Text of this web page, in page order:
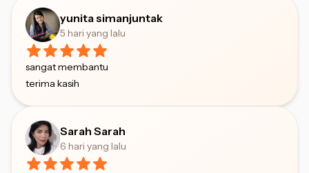
yunita simanjuntak
5 hari yang lalu
sangat membantu
terima kasih
Sarah Sarah
6 hari yang lalu